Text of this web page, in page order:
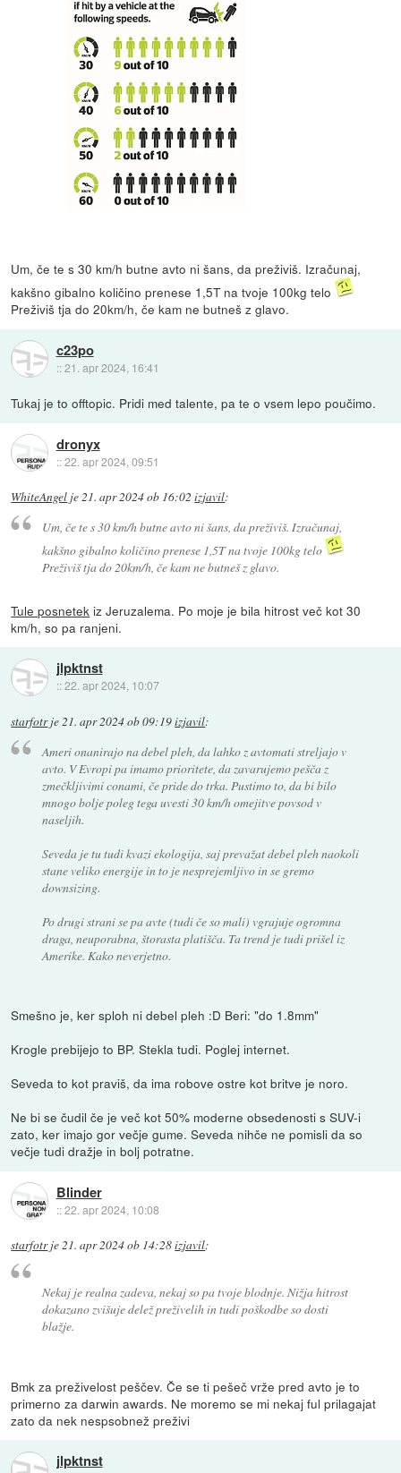
Um, če te s 30 km/h butne avto ni šans, da preživiš. Izračunaj,
kakšno gibalno količino prenese 1,5T na tvoje 100kg telo
Preživiš tja do 20km/h, če kam ne butneš z glavo.
c23po
::21. apr 2024, 16:41
Tukaj je to offtopic. Pridi med talente, pa te o vsem lepo poučimo.
dronyx
::22. apr 2024, 09:51
WhiteAngel je21. apr 2024 ob 16:02 izjavil:
Um, če te s 30 km/h butne avto ni šans, da preživiš. Izračunaj,
kakšno gibalno količino prenese 1,5T na tvoje 100kg telo
Preživiš tja do 20km/h, če kam ne butneš z glavo.
Tule posnetek iz Jeruzalema. Po moje je bila hitrost več kot 30
km/h, so pa ranjeni.
jlpktnst
::22. apr 2024, 10:07
starfotrje21. apr 2024 ob 09:19izjavil:
Ameri onanirajo na debel pleh, da lahko z avtomati streljajo v
avto. V Evropi pa imamo prioritete, da zavarujemo pešča z
zmečkljivimi conami, če pride do trka. Pustimo to, da bi bilo
mnogo bolje poleg tega uvesti 30 km/h omejitve povsod v
naseljih.
Seveda je tu tudi kvazi ekologija, saj prevažat debel pleh naokoli
stane veliko energije in to je nesprejemljivo in se gremo
downsizing.
Po drugi strani se pa avte (tudi če so mali) vgrajuje ogromna
draga, neuporabna, štorasta platišča. Ta trend je tudi prišel iz
Amerike. Kako neverjetno.
Smešno je, ker sploh ni debel pleh :D Beri: "do 1.8mm"
Krogle prebijejo to BP. Stekla tudi. Poglej internet.
Seveda to kot praviš, da ima robove ostre kot britve je noro.
Ne bi se čudil če je več kot 50% moderne obsedenosti s SUV-i
zato, ker imajo gor večje gume. Seveda nihče ne pomisli da so
večje tudi dražje in bolj potratne.
Blinder
::22. apr 2024, 10:08
starfotrje21. apr 2024 ob 14:28izjavil:
Nekaj je realna zadeva, nekaj so pa tvoje blodnje. Nižja hitrost
dokazano zvišuje delež preživelih in tudi poškodbe so dosti
blažje.
Bmk za preživelost peščev. Če se ti pešeč vrže pred avto je to
primerno za darwin awards. Ne moremo se mi nekaj ful prilagajat
zato da nek nespsobnež preživi
jlpktnst